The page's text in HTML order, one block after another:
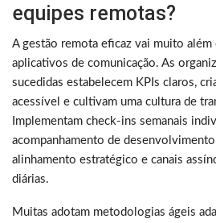
equipes remotas?
A gestão remota eficaz vai muito
aplicativos de comunicação. As
sucedidas estabelecem KPIs claros,
acessível e cultivam uma cultura de
Implementam check-ins semanais
acompanhamento de
alinhamento estratégico e canais
diárias.
Muitas adotam metodologias ágeis